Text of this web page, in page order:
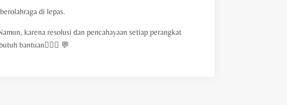
di lepas.
karena resolusi dan pencahayaan setiap perangkat
bantuan🙇🏻‍♀️ 💬